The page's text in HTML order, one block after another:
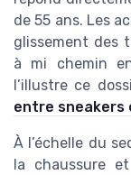
de 55 ans. Les
glissement des
à mi chemin
l’illustre ce
entre sneakers
À l’échelle du
la chaussure